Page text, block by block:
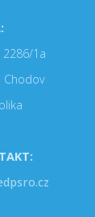
1a
Chodov